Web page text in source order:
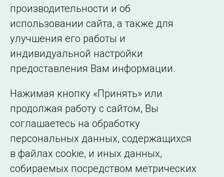
Подписаться на новости
©2005–2026 АО «СО ЕЭС»
Филиалы и
представительства
образовательной
организации
производительности и об
использовании сайта, а также для
улучшения его работы и
индивидуальной настройки
предоставления Вам информации.
Нажимая кнопку «Принять» или
продолжая работу с сайтом, Вы
соглашаетесь на обработку
персональных данных, содержащихся
в файлах cookie, и иных данных,
собираемых посредством метрических